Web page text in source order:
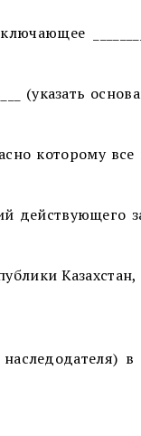
(указать
которому
Казахстан,